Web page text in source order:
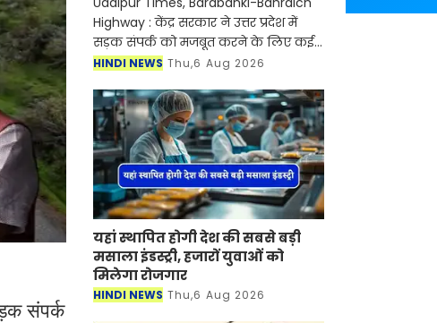
संपर्क
Highway : केंद्र सरकार ने उत्तर प्रदेश में
सड़क संपर्क को मजबूत करने के लिए कई
बड़ी परियोजनाओं को मंजूरी दी है। केंद्रीय
कि
HINDI NEWS Thu,6 Aug 2026
यहां स्थापित होगी देश की सबसे बड़ी
मसाला इंडस्ट्री, हजारों युवाओं को
मिलेगा रोजगार
HINDI NEWS Thu,6 Aug 2026